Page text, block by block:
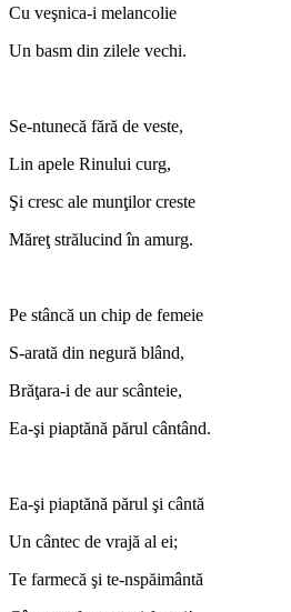
Cu veşnica-i melancolie
Un basm din zilele vechi.
Se-ntunecă fără de veste,
Lin apele Rinului curg,
Şi cresc ale munţilor creste
Măreţ strălucind în amurg.
Pe stâncă un chip de femeie
S-arată din negură blând,
Brăţara-i de aur scânteie,
Ea-şi piaptănă părul cântând.
Ea-şi piaptănă părul şi cântă
Un cântec de vrajă al ei;
Te farmecă şi te-nspăimântă